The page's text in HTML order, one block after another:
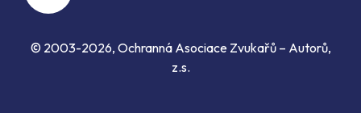
© 2003-2026, Ochranná Asociace Zvukařů – Autorů,
z.s.